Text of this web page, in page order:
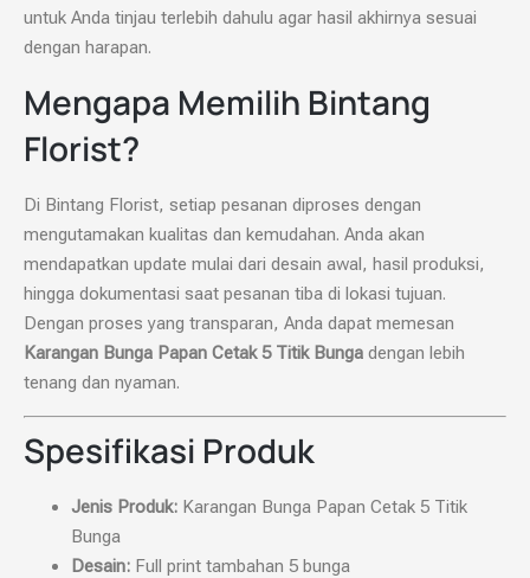
untuk Anda tinjau terlebih dahulu agar hasil akhirnya sesuai
dengan harapan.
Mengapa Memilih Bintang
Florist?
Di Bintang Florist, setiap pesanan diproses dengan
mengutamakan kualitas dan kemudahan. Anda akan
mendapatkan update mulai dari desain awal, hasil produksi,
hingga dokumentasi saat pesanan tiba di lokasi tujuan.
Dengan proses yang transparan, Anda dapat memesan
Karangan Bunga Papan Cetak 5 Titik Bunga dengan lebih
tenang dan nyaman.
Spesifikasi Produk
Jenis Produk: Karangan Bunga Papan Cetak 5 Titik
Bunga
Desain: Full print tambahan 5 bunga